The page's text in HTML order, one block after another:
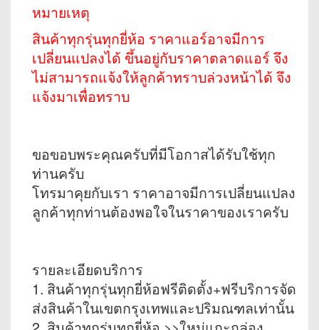
หมายเหตุ
สินค้าทุกรุ่นทุกยี่ห้อ ราคาแอร์อาจมีการ
เปลี่ยนแปลงได้ ขึ้นอยู่กับราคาตลาดแอร์ จึง
ไม่สามารถแจ้งให้ลูกค้าทราบล่วงหน้าได้ จึง
แจ้งมาเพื่อทราบ
ขอขอบพระคุณครับที่มีโอกาสได้รับใช้ทุก
ท่านครับ
โทรมาคุยกับเรา ราคาอาจมีการเปลี่ยนแปลง
ลูกค้าทุกท่านต้องพอใจในราคาของเราครับ
รายละเอียดบริการ
1. สินค้าทุกรุ่นทุกยี่ห้อฟรีติดตั้ง+ฟรีบริการจัด
ส่งสินค้าในเขตกรุงเทพและปริมณฑลเท่านั้น